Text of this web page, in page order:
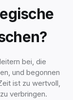
bei, die
und begonnen
ist zu wertvoll,
verbringen.